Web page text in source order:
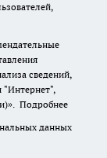
сведений,
"Интернет",
Подробнее
данных